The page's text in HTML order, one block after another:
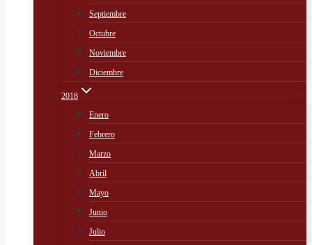
Septiembre
Octubre
Noviembre
Diciembre
2018
Enero
Febrero
Marzo
Abril
Mayo
Junio
Julio